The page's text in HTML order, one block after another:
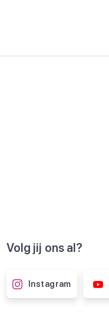
Volg jij ons al?
Instagram